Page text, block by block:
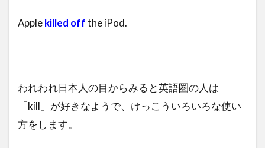
Applekilled offthe iPod.
われわれ日本人の目からみると英語圏の人は
「kill」が好きなようで、けっこういろいろな使い
方をします。